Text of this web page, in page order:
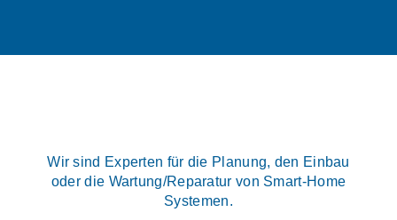
Wir sind Experten für die Planung, den Einbau
oder die Wartung/Reparatur von Smart-Home
Systemen.